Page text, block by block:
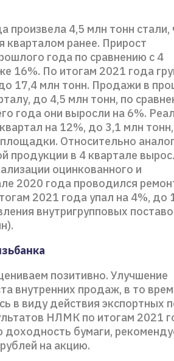
произвела 4,5 млн тонн стали,
кварталом ранее. Прирост
года по сравнению с 4
16%. По итогам 2021 года
17,4 млн тонн. Продажи в
до 4,5 млн тонн, по
года они выросли на 6%.
на 12%, до 3,1 млн
Относительно
продукции в 4 квартале
оцинкованного и
2020 года проводился
2021 года упал на 4%, до
внутригрупповых
позитивно. Улучшение
внутренних продаж, в то
в виду действия экспортных
НЛМК по итогам 2021
бумаги,
на акцию.